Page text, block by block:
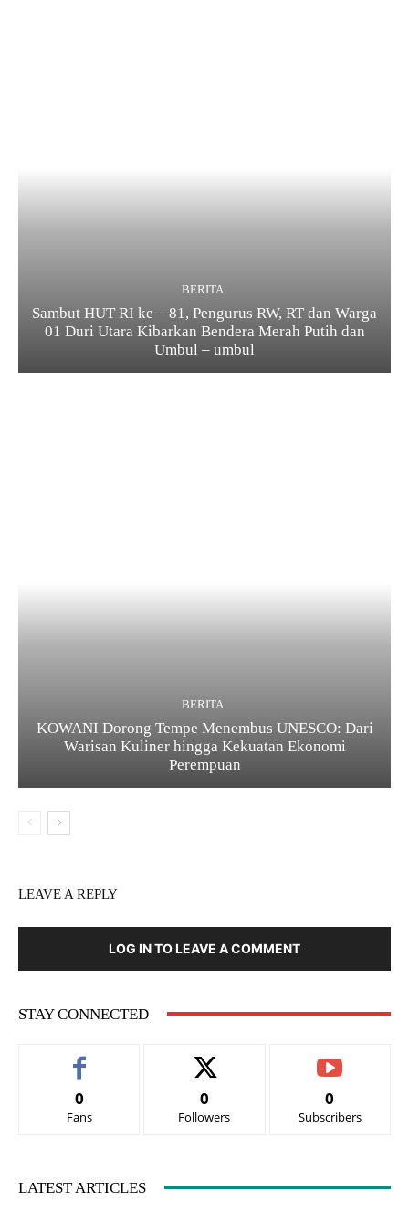
BERITA
Sambut HUT RI ke – 81, Pengurus RW, RT dan Warga
01 Duri Utara Kibarkan Bendera Merah Putih dan
Umbul – umbul
BERITA
KOWANI Dorong Tempe Menembus UNESCO: Dari
Warisan Kuliner hingga Kekuatan Ekonomi
Perempuan
LEAVE A REPLY
LOG IN TO LEAVE A COMMENT
STAY CONNECTED
0
Fans
0
Followers
0
Subscribers
LATEST ARTICLES